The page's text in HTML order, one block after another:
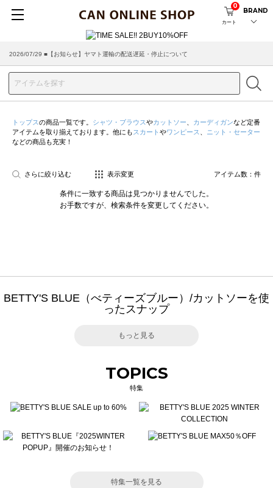
カート
0
BRAND
2026/07/29 ■【お知らせ】ヤマト運輸の配送遅延・停止について
トップスの商品一覧です。 シャツ・ブラウスやカットソー カーディガンなど定番
アイテムを取り揃えております。他にも スカート やワンピース
ニット・セーター
などの商品も充実！
さらに絞り込む 表示変更 アイテム数： 件
条件に一致する商品は見つかりませんでした。
お手数ですが、検索条件を変更してください。
BETTY'S BLUE（べティーズブルー）/カットソーを使
ったスナップ
もっと見る
TOPICS
特集
特集一覧を見る